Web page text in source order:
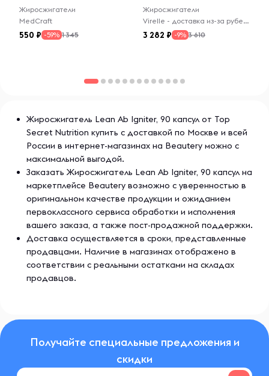
врачом. Прием следует прекратить за две недели до
планируемой хирургической операции. Хранить в
недоступном для детей месте. Не предназначен для
Хранить в сухом и прохладном месте.
Жиросжигатели
MedCraft
550 -59% 1 345
Жиросжигатели
Virelle - доставка из-за рубежа
3 282 -9% 3 610
Жиросжигатель Lean Ab Igniter, 90 капсул от Top
Secret Nutrition купить с доставкой по Москве и всей
России в интернет-магазинах на Beautery можно с
максимальной выгодой.
Заказать Жиросжигатель Lean Ab Igniter, 90 капсул на
маркетплейсе Beautery возможно с уверенностью в
оригинальном качестве продукции и ожиданием
первоклассного сервиса обработки и исполнения
вашего заказа, а также пост-продажной поддержки.
Доставка осуществляется в сроки, представленные
продавцами. Наличие в магазинах отображено в
соответствии с реальными остатками на складах
продавцов.
Получайте специальные предложения и
скидки